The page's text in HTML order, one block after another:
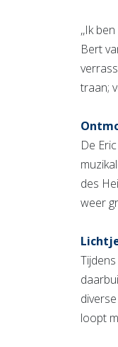
,,Ik
Bert
traan;
De
des
weer
loopt